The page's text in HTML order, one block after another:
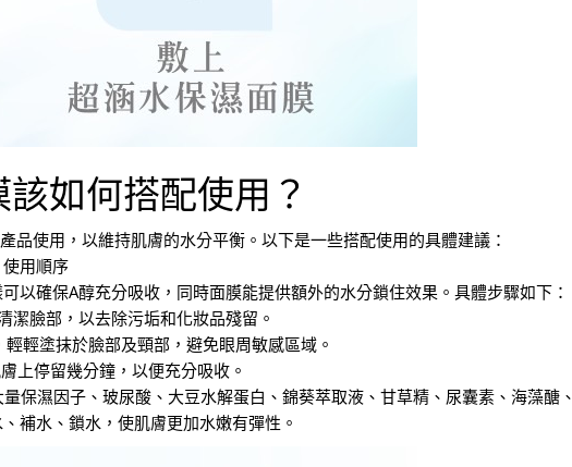
如何搭配使用？
使用，以維持肌膚的水分平衡。以下是一些搭配使用的具體建議：
使用順序
以確保A醇充分吸收，同時面膜能提供額外的水分鎖住效果。具體步驟如下：
潔臉部，以去除污垢和化妝品殘留。
輕塗抹於臉部及頸部，避免眼周敏感區域。
上停留幾分鐘，以便充分吸收。
保濕因子、玻尿酸、大豆水解蛋白、錦葵萃取液、甘草精、尿囊素、海藻醣、
補水、鎖水，使肌膚更加水嫩有彈性。